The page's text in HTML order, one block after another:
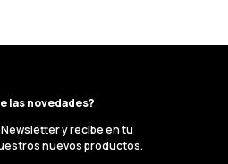
las novedades?
y recibe en tu
nuevos productos.